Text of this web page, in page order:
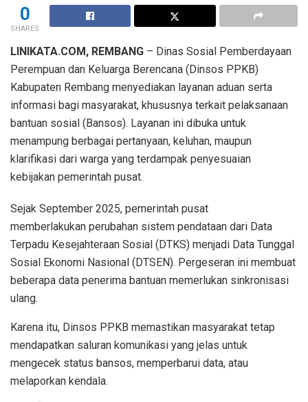
0
SHARES
LINIKATA.COM, REMBANG – Dinas Sosial Pemberdayaan
Perempuan dan Keluarga Berencana (Dinsos PPKB)
Kabupaten Rembang menyediakan layanan aduan serta
informasi bagi masyarakat, khususnya terkait pelaksanaan
bantuan sosial (Bansos). Layanan ini dibuka untuk
menampung berbagai pertanyaan, keluhan, maupun
klarifikasi dari warga yang terdampak penyesuaian
kebijakan pemerintah pusat.
Sejak September 2025, pemerintah pusat
memberlakukan perubahan sistem pendataan dari Data
Terpadu Kesejahteraan Sosial (DTKS) menjadi Data Tunggal
Sosial Ekonomi Nasional (DTSEN). Pergeseran ini membuat
beberapa data penerima bantuan memerlukan sinkronisasi
ulang.
Karena itu, Dinsos PPKB memastikan masyarakat tetap
mendapatkan saluran komunikasi yang jelas untuk
mengecek status bansos, memperbarui data, atau
melaporkan kendala.